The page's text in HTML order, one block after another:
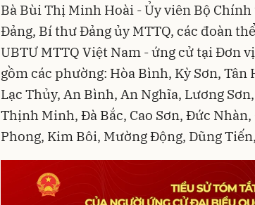
Bà Bùi Thị Minh Hoài - Ủy viên Bộ
Đảng, Bí thư Đảng ủy MTTQ, các đoàn
UBTƯ MTTQ Việt Nam - ứng cử tại Đơn
gồm các phường: Hòa Bình, Kỳ Sơn, Tân
Lạc Thủy, An Bình, An Nghĩa, Lương
Thịnh Minh, Đà Bắc, Cao Sơn, Đức Nhàn,
Phong, Kim Bôi, Mường Động, Dũng